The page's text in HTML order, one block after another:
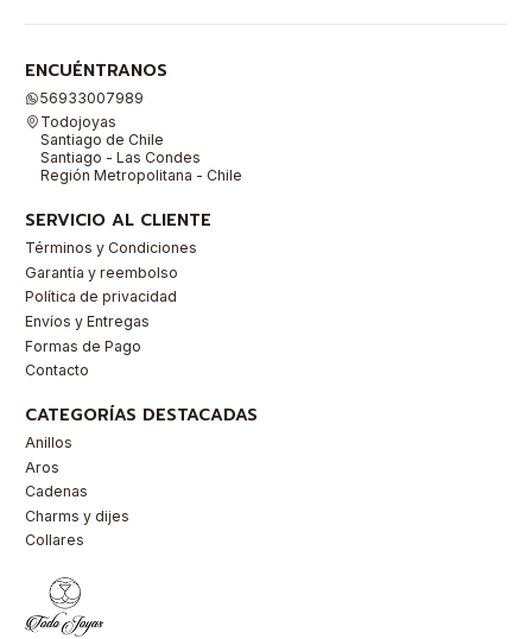
ENCUÉNTRANOS
56933007989
Todojoyas
Santiago de Chile
Santiago - Las Condes
Región Metropolitana - Chile
SERVICIO AL CLIENTE
Términos y Condiciones
Garantía y reembolso
Política de privacidad
Envíos y Entregas
Formas de Pago
Contacto
CATEGORÍAS DESTACADAS
Anillos
Aros
Cadenas
Charms y dijes
Collares